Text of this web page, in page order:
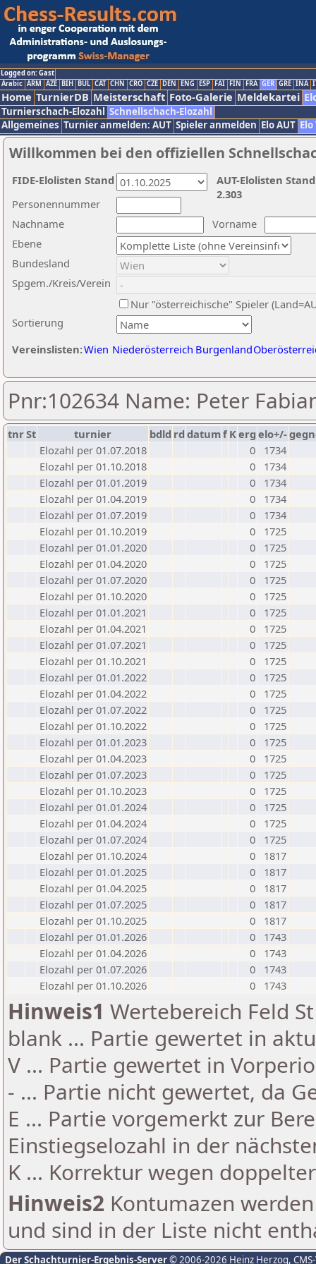
Logged on: Gast
Arabic ARM AZE BIH BUL CAT CHN CRO CZE DEN ENG ESP FAI FIN FRA GER GRE INA
Home TurnierDB Meisterschaft Foto-Galerie Meldekartei
Turnierschach-Elozahl Schnellschach-Elozahl
Allgemeines Turnier anmelden: AUT Spieler anmelden Elo AUT
Willkommen bei den offiziellen
Nachname
Vorname
Ebene
Sortierung
Personennummer
Bundesland
Spgem./Kreis/Verein
Nur "österreichische" Spieler
Vereinslisten:Wien Niederösterreich Burgenland
AUT-Elolisten
2.303
FIDE-Elolisten Stand
Pnr:102634 Name: Peter
tnrSt turnier bdld rd datumf Kerg elo+/-
Elozahl per 01.07.2018
0
1734
Elozahl per 01.10.2018
0
1734
Elozahl per 01.01.2019
0
1734
Elozahl per 01.04.2019
0
1734
Elozahl per 01.07.2019
0
1734
Elozahl per 01.10.2019
0
1725
Elozahl per 01.01.2020
0
1725
Elozahl per 01.04.2020
0
1725
Elozahl per 01.07.2020
0
1725
Elozahl per 01.10.2020
0
1725
Elozahl per 01.01.2021
0
1725
Elozahl per 01.04.2021
0
1725
Elozahl per 01.07.2021
0
1725
Elozahl per 01.10.2021
0
1725
Elozahl per 01.01.2022
0
1725
Elozahl per 01.04.2022
0
1725
Elozahl per 01.07.2022
0
1725
Elozahl per 01.10.2022
0
1725
Elozahl per 01.01.2023
0
1725
Elozahl per 01.04.2023
0
1725
Elozahl per 01.07.2023
0
1725
Elozahl per 01.10.2023
0
1725
Elozahl per 01.01.2024
0
1725
Elozahl per 01.04.2024
0
1725
Elozahl per 01.07.2024
0
1725
Elozahl per 01.10.2024
0
1817
Elozahl per 01.01.2025
0
1817
Elozahl per 01.04.2025
0
1817
Elozahl per 01.07.2025
0
1817
Elozahl per 01.10.2025
0
1817
Elozahl per 01.01.2026
0
1743
Elozahl per 01.04.2026
0
1743
Elozahl per 01.07.2026
0
1743
Elozahl per 01.10.2026
0 1743
Hinweis1 Wertebereich Feld
blank ... Partie gewertet in
V ... Partie gewertet in
- ... Partie nicht gewertet, da
E ... Partie vorgemerkt zur
Einstiegselozahl in der
K ... Korrektur wegen
Hinweis2 Kontumazen
und sind in der Liste nicht
Der Schachturnier-Ergebnis-Server© 2006-2026 Heinz Herzog,